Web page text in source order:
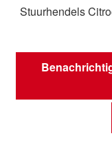
Stuurhendels